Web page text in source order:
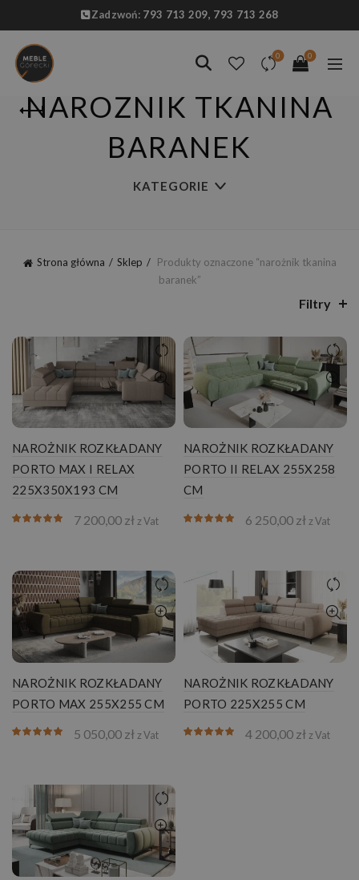
Zadzwoń: 793 713 209, 793 713 268
0 0
NAROŻNIK TKANINA
BARANEK
KATEGORIE
Strona główna Sklep
Produkty oznaczone “narożnik tkanina
baranek”
Filtry
NAROŻNIK ROZKŁADANY
PORTO MAX I RELAX
225X350X193 CM
7 200,00 zł z Vat
NAROŻNIK ROZKŁADANY
PORTO II RELAX 255X258
CM
6 250,00 zł z Vat
NAROŻNIK ROZKŁADANY
PORTO MAX 255X255 CM
5 050,00 zł z Vat
NAROŻNIK ROZKŁADANY
PORTO 225X255 CM
4 200,00 zł z Vat